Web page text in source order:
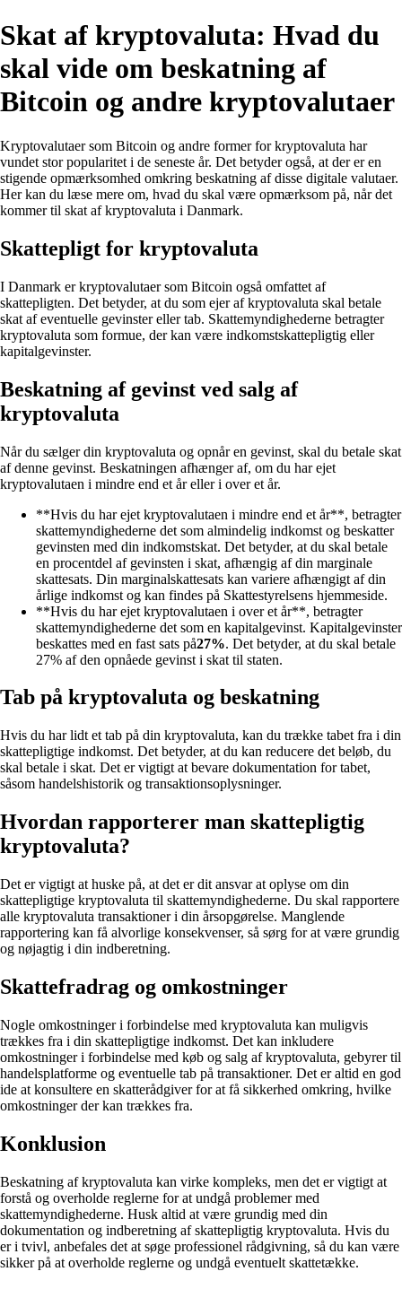
Skat af kryptovaluta: Hvad du
skal vide om beskatning af
Bitcoin og andre kryptovalutaer
Kryptovalutaer som Bitcoin og andre former for kryptovaluta har
vundet stor popularitet i de seneste år. Det betyder også, at der er en
stigende opmærksomhed omkring beskatning af disse digitale valutaer.
Her kan du læse mere om, hvad du skal være opmærksom på, når det
kommer til skat af kryptovaluta i Danmark.
Skattepligt for kryptovaluta
I Danmark er kryptovalutaer som Bitcoin også omfattet af
skattepligten. Det betyder, at du som ejer af kryptovaluta skal betale
skat af eventuelle gevinster eller tab. Skattemyndighederne betragter
kryptovaluta som formue, der kan være indkomstskattepligtig eller
kapitalgevinster.
Beskatning af gevinst ved salg af
kryptovaluta
Når du sælger din kryptovaluta og opnår en gevinst, skal du betale skat
af denne gevinst. Beskatningen afhænger af, om du har ejet
kryptovalutaen i mindre end et år eller i over et år.
**Hvis du har ejet kryptovalutaen i mindre end et år**, betragter
skattemyndighederne det som almindelig indkomst og beskatter
gevinsten med din indkomstskat. Det betyder, at du skal betale
en procentdel af gevinsten i skat, afhængig af din marginale
skattesats. Din marginalskattesats kan variere afhængigt af din
årlige indkomst og kan findes på Skattestyrelsens hjemmeside.
**Hvis du har ejet kryptovalutaen i over et år**, betragter
skattemyndighederne det som en kapitalgevinst. Kapitalgevinster
beskattes med en fast sats på27%. Det betyder, at du skal betale
27% af den opnåede gevinst i skat til staten.
Tab på kryptovaluta og beskatning
Hvis du har lidt et tab på din kryptovaluta, kan du trække tabet fra i din
skattepligtige indkomst. Det betyder, at du kan reducere det beløb, du
skal betale i skat. Det er vigtigt at bevare dokumentation for tabet,
såsom handelshistorik og transaktionsoplysninger.
Hvordan rapporterer man skattepligtig
kryptovaluta?
Det er vigtigt at huske på, at det er dit ansvar at oplyse om din
skattepligtige kryptovaluta til skattemyndighederne. Du skal rapportere
alle kryptovaluta transaktioner i din årsopgørelse. Manglende
rapportering kan få alvorlige konsekvenser, så sørg for at være grundig
og nøjagtig i din indberetning.
Skattefradrag og omkostninger
Nogle omkostninger i forbindelse med kryptovaluta kan muligvis
trækkes fra i din skattepligtige indkomst. Det kan inkludere
omkostninger i forbindelse med køb og salg af kryptovaluta, gebyrer til
handelsplatforme og eventuelle tab på transaktioner. Det er altid en god
ide at konsultere en skatterådgiver for at få sikkerhed omkring, hvilke
omkostninger der kan trækkes fra.
Konklusion
Beskatning af kryptovaluta kan virke kompleks, men det er vigtigt at
forstå og overholde reglerne for at undgå problemer med
skattemyndighederne. Husk altid at være grundig med din
dokumentation og indberetning af skattepligtig kryptovaluta. Hvis du
er i tvivl, anbefales det at søge professionel rådgivning, så du kan være
sikker på at overholde reglerne og undgå eventuelt skattetække.